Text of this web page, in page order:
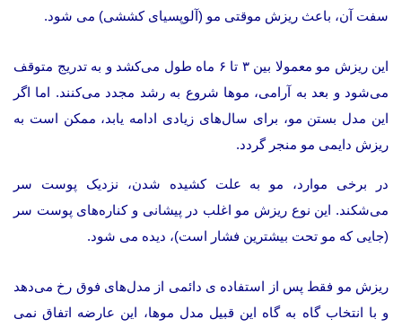
سفت آن، باعث ریزش موقتی مو (آلوپسیای کششی) ‌می شود.
این ریزش مو معمولا بین ۳ تا ۶ ماه طول می‌کشد و به تدریج متوقف
می‌شود و بعد به آرامی، موها شروع به رشد مجدد می‌کنند. اما اگر
این مدل بستن مو، برای سال‌های زیادی ادامه ‌یابد، ممکن است به
ریزش دایمی مو منجر گردد.
در برخی موارد، مو به علت کشیده شدن، نزدیک پوست سر
می‌شکند. این نوع ریزش مو اغلب در پیشانی و کناره‌های پوست سر
(جایی که مو تحت بیشترین فشار است)، دیده می شود.
ریزش مو فقط پس از استفاده ی دائمی از مدل‌های فوق رخ می‌دهد
و با انتخاب گاه به گاه این قبیل مدل موها، این عارضه اتفاق نمی